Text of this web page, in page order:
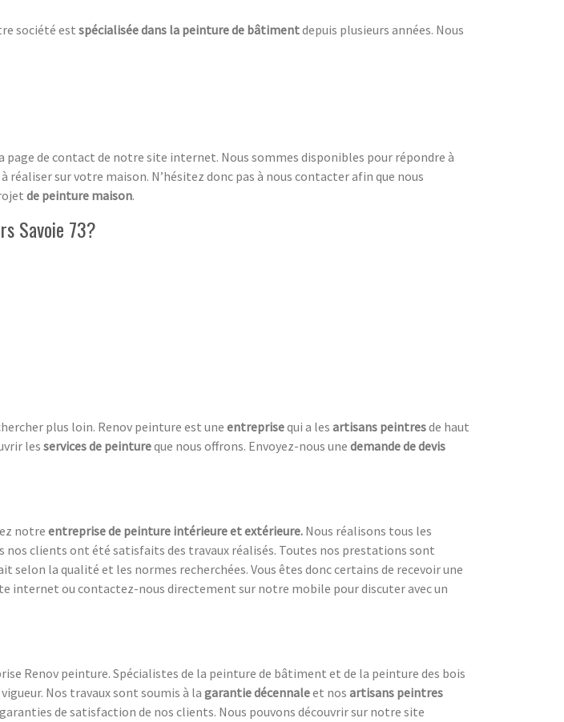
société est spécialisée dans la peinture de bâtimentdepuis plusieurs années. Nous
de contact de notre site internet. Nous sommes disponibles pour répondre à
réaliser sur votre maison. N’hésitez donc pas à nous contacter afin que nous
de peinture maison.
Savoie 73?
plus loin. Renov peinture est une entreprisequi a les artisans peintresde haut
les services de peintureque nous offrons. Envoyez-nous une demande de devis
notre entreprise de peinture intérieure et extérieure. Nous réalisons tous les
nos clients ont été satisfaits des travaux réalisés. Toutes nos prestations sont
selon la qualité et les normes recherchées. Vous êtes donc certains de recevoir une
internet ou contactez-nous directement sur notre mobile pour discuter avec un
Renov peinture. Spécialistes de la peinture de bâtiment et de la peinture des bois
Nos travaux sont soumis à lagarantie décennaleet nos artisans peintres
de satisfaction de nos clients. Nous pouvons découvrir sur notre site